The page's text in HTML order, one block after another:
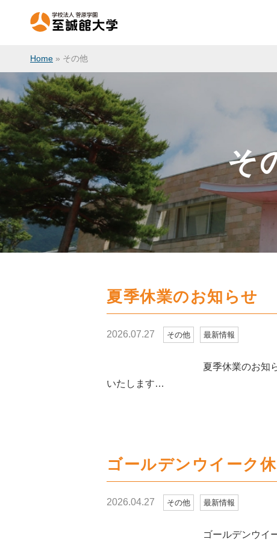
Home » その他
そ
夏季休業のお知らせ
2026.07.27 その他 最新情報
夏季休業のお知らせ 下記期
いたします…
ゴールデンウイーク
2026.04.27 その他 最新情報
ゴールデンウイーク休業の